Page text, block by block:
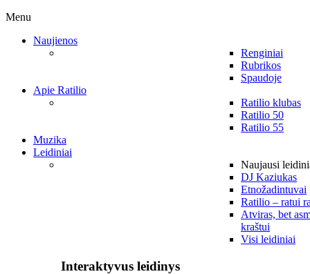
Menu
Naujienos
Renginiai
Rubrikos
Spaudoje
Apie Ratilio
Ratilio klubas
Ratilio 50
Ratilio 55
Muzika
Leidiniai
Naujausi
DJ Kaziukas
Etnožadintuvai
Ratilio – ratui
Atviras, bet
kraštui
Visi leidiniai
Interaktyvus leidinys